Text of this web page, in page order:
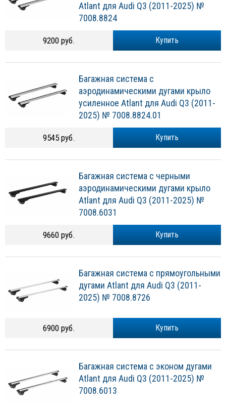
Atlant для Audi Q3 (2011-2025) №
7008.8824
Купить
9200 руб.
Багажная система с
аэродинамическими дугами крыло
усиленное Atlant для Audi Q3 (2011-
2025) № 7008.8824.01
Купить
9545 руб.
Багажная система с черными
аэродинамическими дугами крыло
Atlant для Audi Q3 (2011-2025) №
7008.6031
Купить
9660 руб.
Багажная система с прямоугольными
дугами Atlant для Audi Q3 (2011-
2025) № 7008.8726
Купить
6900 руб.
Багажная система с эконом дугами
Atlant для Audi Q3 (2011-2025) №
7008.6013